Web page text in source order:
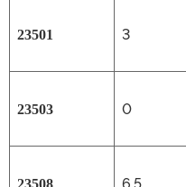
23501 3
23503 0
23508 6,5